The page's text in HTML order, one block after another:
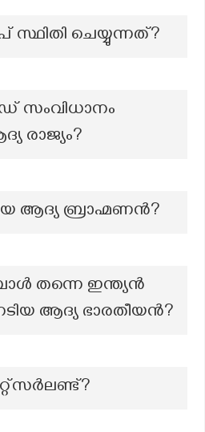
സ്ഥിതി ചെയ്യുന്നത്?
സംവിധാനം
രാജ്യം?
ആദ്യ ബ്രാഹ്മണൻ?
തന്നെ ഇന്ത്യൻ
ആദ്യ ഭാരതീയൻ?